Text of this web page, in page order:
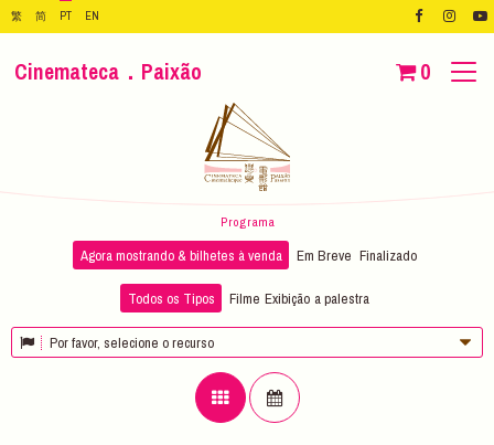
繁 简 PT EN
Cinemateca．Paixão 0
Programa
Agora mostrando & bilhetes à venda Em Breve Finalizado
Todos os Tipos Filme Exibição a palestra
Por favor, selecione o recurso